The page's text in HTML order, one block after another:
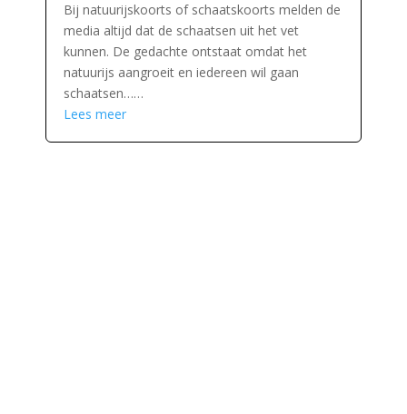
Bij natuurijskoorts of schaatskoorts melden de
media altijd dat de schaatsen uit het vet
kunnen. De gedachte ontstaat omdat het
natuurijs aangroeit en iedereen wil gaan
schaatsen……
Lees meer